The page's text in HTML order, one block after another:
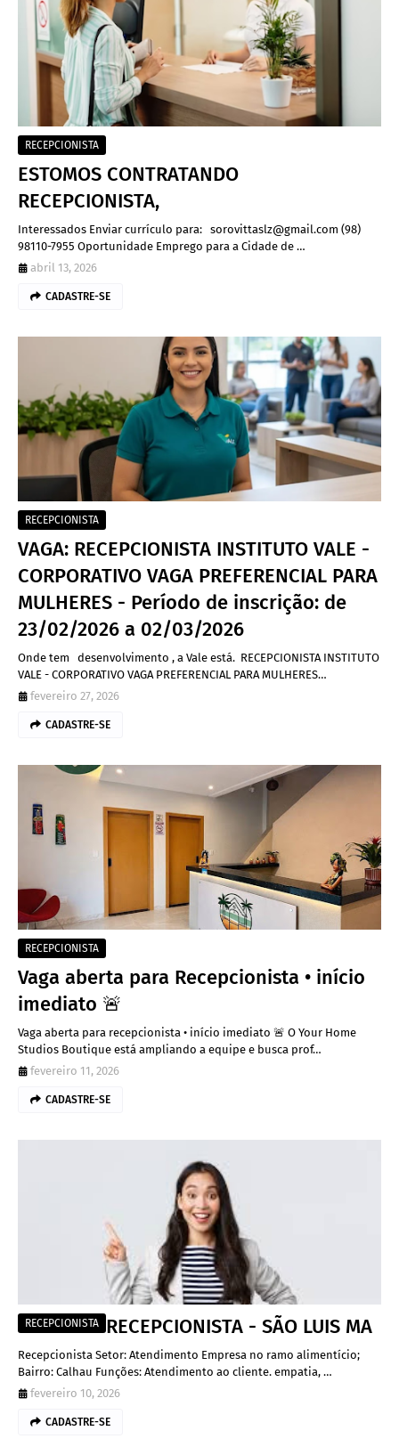
RECEPCIONISTA
ESTOMOS CONTRATANDO
RECEPCIONISTA,
Interessados Enviar currículo para: sorovittaslz@gmail.com (98)
98110-7955 Oportunidade Emprego para a Cidade de …
abril 13, 2026
CADASTRE-SE
RECEPCIONISTA
VAGA: RECEPCIONISTA INSTITUTO VALE -
CORPORATIVO VAGA PREFERENCIAL PARA
MULHERES - Período de inscrição: de
23/02/2026 a 02/03/2026
Onde tem desenvolvimento , a Vale está. RECEPCIONISTA INSTITUTO
VALE - CORPORATIVO VAGA PREFERENCIAL PARA MULHERES…
fevereiro 27, 2026
CADASTRE-SE
RECEPCIONISTA
Vaga aberta para Recepcionista • início
imediato 🚨
Vaga aberta para recepcionista • início imediato 🚨 O Your Home
Studios Boutique está ampliando a equipe e busca prof…
fevereiro 11, 2026
CADASTRE-SE
RECEPCIONISTA RECEPCIONISTA - SÃO LUIS MA
Recepcionista Setor: Atendimento Empresa no ramo alimentício;
Bairro: Calhau Funções: Atendimento ao cliente. empatia, …
fevereiro 10, 2026
CADASTRE-SE